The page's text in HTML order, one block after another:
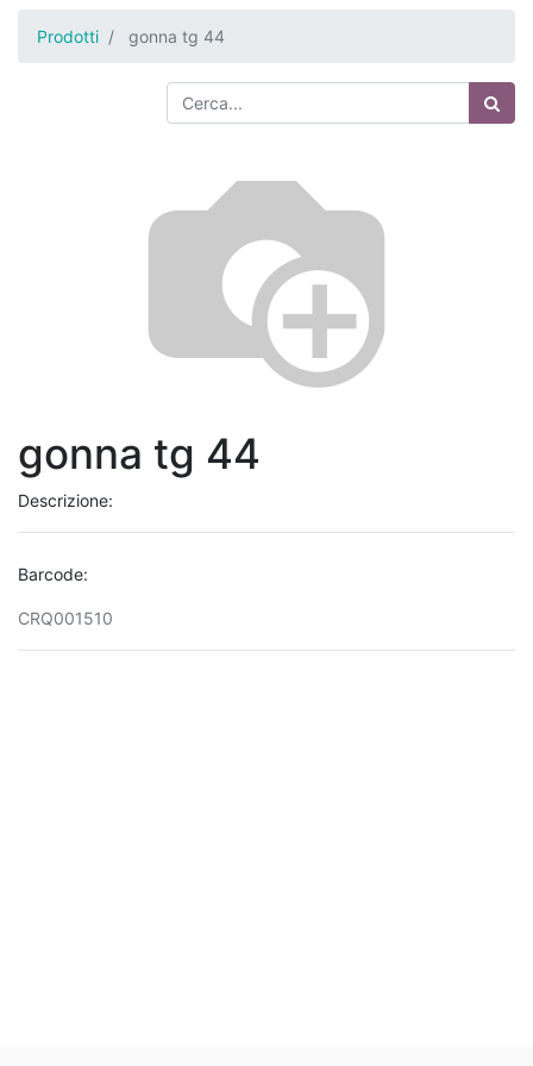
Prodotti gonna tg 44
gonna tg 44
Descrizione:
Barcode:
CRQ001510